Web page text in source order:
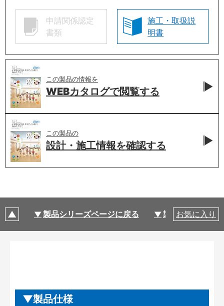
申請関係認定
書類
施工・取扱説
明書
この製品の情報を
WEBカタログで閲覧する
この製品の
設計・施工情報を確認する
製品シリーズページに戻る 製品仕様
お気に入り
製品仕様